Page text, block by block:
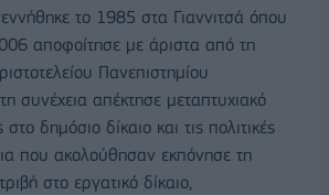
το 1985 στα Γιαννιτσά όπου
αποφοίτησε με άριστα από τη
Πανεπιστημίου
συνέχεια απέκτησε μεταπτυχιακό
δημόσιο δίκαιο και τις πολιτικές
που ακολούθησαν εκπόνησε τη
στο εργατικό δίκαιο,